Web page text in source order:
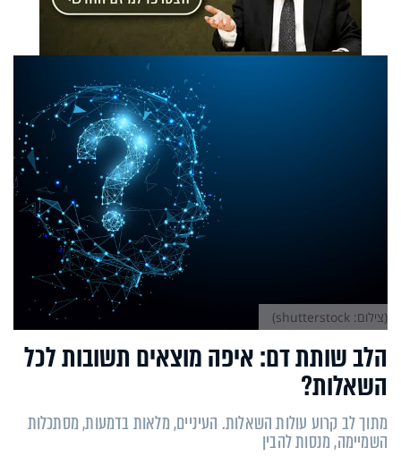
הלב שותת דם: איפה מוצאים תשובות לכל
השאלות?
מתוך לב קרוע עולות השאלות. העיניים, מלאות בדמעות, מסתכלות
השמיימה, מנסות להבין
(צילום: shutterstock)